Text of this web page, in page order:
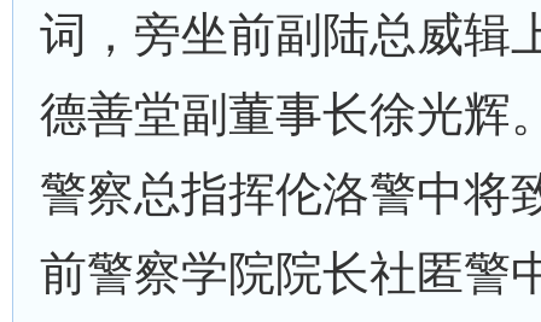
词，旁坐前副陆总威辑
德善堂副董事长徐光辉
警察总指挥伦洛警中将
前警察学院院长社匿警